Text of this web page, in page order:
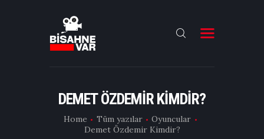
DEMET ÖZDEMIR KIMDIR?
Home Tüm yazılar
Oyuncular
Demet Özdemir Kimdir?
FILMLER
DIZILER